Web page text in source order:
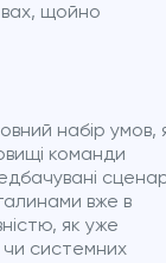
щойно
набір умов,
команди
вже в
як уже
чи системних